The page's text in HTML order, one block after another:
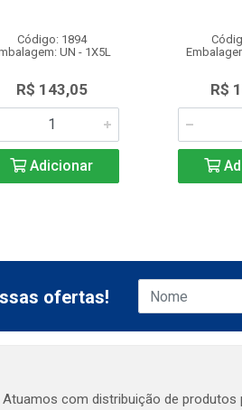
Código: 1894
UN - 1X5L
R$ 143,05
Adicionar
R$
ofertas!
Atuamos com distribuição de produtos